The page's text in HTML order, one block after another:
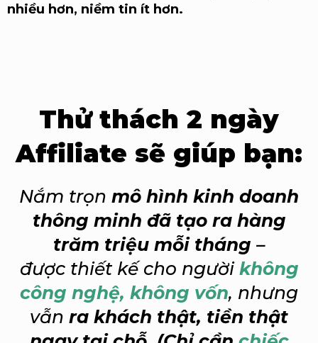
nhiều hơn, niềm tin ít hơn.
Thử thách 2 ngày
Affiliate sẽ giúp bạn:
Nắm trọn mô hình kinh doanh
thông minh đã tạo ra hàng
trăm triệu mỗi tháng –
được thiết kế cho người không
công nghệ, không vốn, nhưng
vẫn ra khách thật, tiền thật